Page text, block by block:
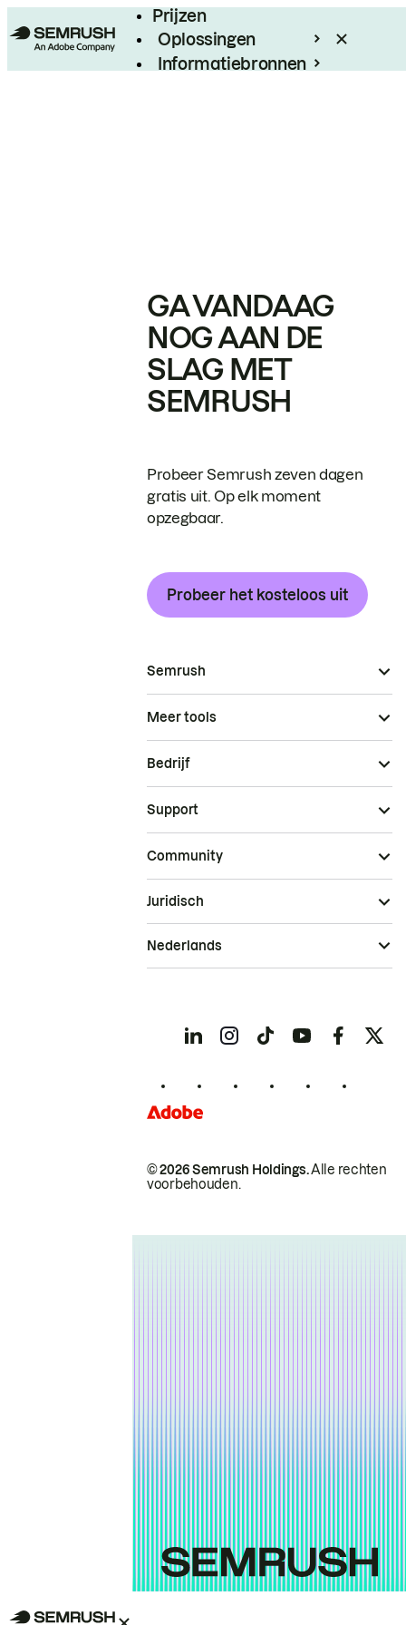
Prijzen
Oplossingen
Informatiebronnen
GA VANDAAG
NOG AAN DE
SLAG MET
SEMRUSH
Probeer Semrush zeven dagen
gratis uit. Op elk moment
opzegbaar.
Probeer het kosteloos uit
Semrush
Meer tools
Bedrijf
Support
Community
© 2026 Semrush Holdings.Alle rechten
voorbehouden.
Juridisch
Nederlands